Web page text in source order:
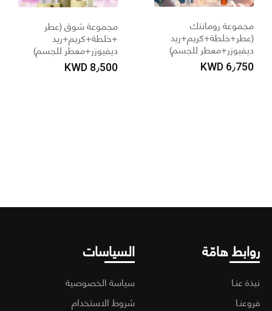
رومانتك
للجسم)
KWD
مجموعة شوق (عطر
+خلطة+كريم+ريد
ديفيوزر+معطر للجسم)
8٫500KWD
هامّة
عنـا
السياسات
سياسة الخصوصية
شروط الاستخدام